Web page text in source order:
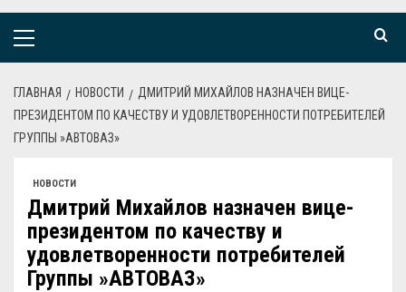
ГЛАВНАЯ НОВОСТИ
ДМИТРИЙ МИХАЙЛОВ НАЗНАЧЕН ВИЦЕ-
ПРЕЗИДЕНТОМ ПО КАЧЕСТВУ И УДОВЛЕТВОРЕННОСТИ ПОТРЕБИТЕЛЕЙ
ГРУППЫ »АВТОВАЗ»
НОВОСТИ
Дмитрий Михайлов назначен вице-
президентом по качеству и
удовлетворенности потребителей
Группы »АВТОВАЗ»